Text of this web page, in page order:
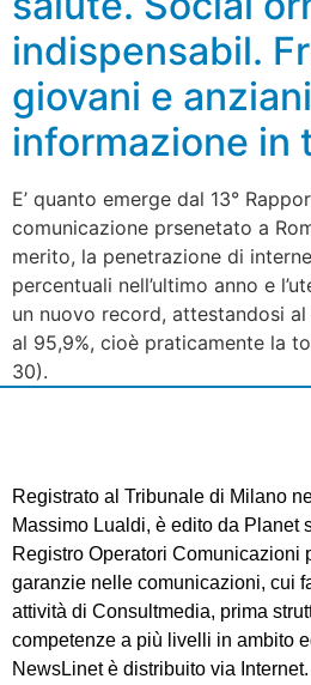
indispensabil.
giovani e
informazione in
E’ quanto emerge dal 13°
comunicazione prsenetato a
merito, la penetrazione di
percentuali nell’ultimo anno e
un nuovo record, attestandosi
al 95,9%, cioè praticamente la
30).
Registrato al Tribunale di Milano
Massimo Lualdi, è edito da Planet
Registro Operatori Comunicazioni
garanzie nelle comunicazioni, cui
attività di Consultmedia, prima
competenze a più livelli in ambito
NewsLinet è distribuito via Internet.